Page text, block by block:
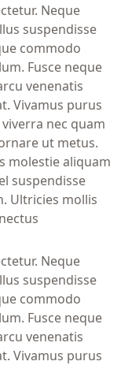
Neque
suspendisse
commodo
Fusce neque
venenatis
Vivamus purus
nec quam
ut metus.
molestie aliquam
suspendisse
Ultricies mollis
Neque
suspendisse
commodo
Fusce neque
venenatis
Vivamus purus